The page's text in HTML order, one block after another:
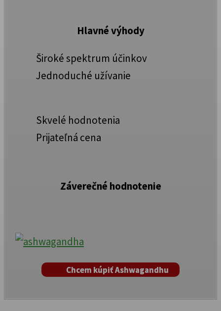
Hlavné výhody
Široké spektrum účinkov
Jednoduché užívanie
Skvelé hodnotenia
Prijateľná cena
Záverečné hodnotenie
Chcem kúpiť Ashwagandhu